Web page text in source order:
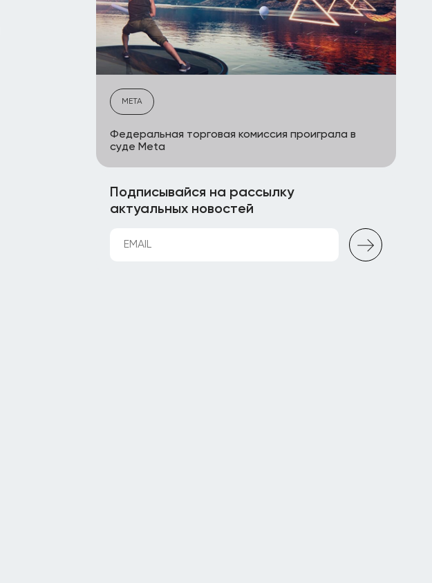
META
Федеральная торговая комиссия проиграла в
суде Meta
Подписывайся на рассылку
актуальных новостей